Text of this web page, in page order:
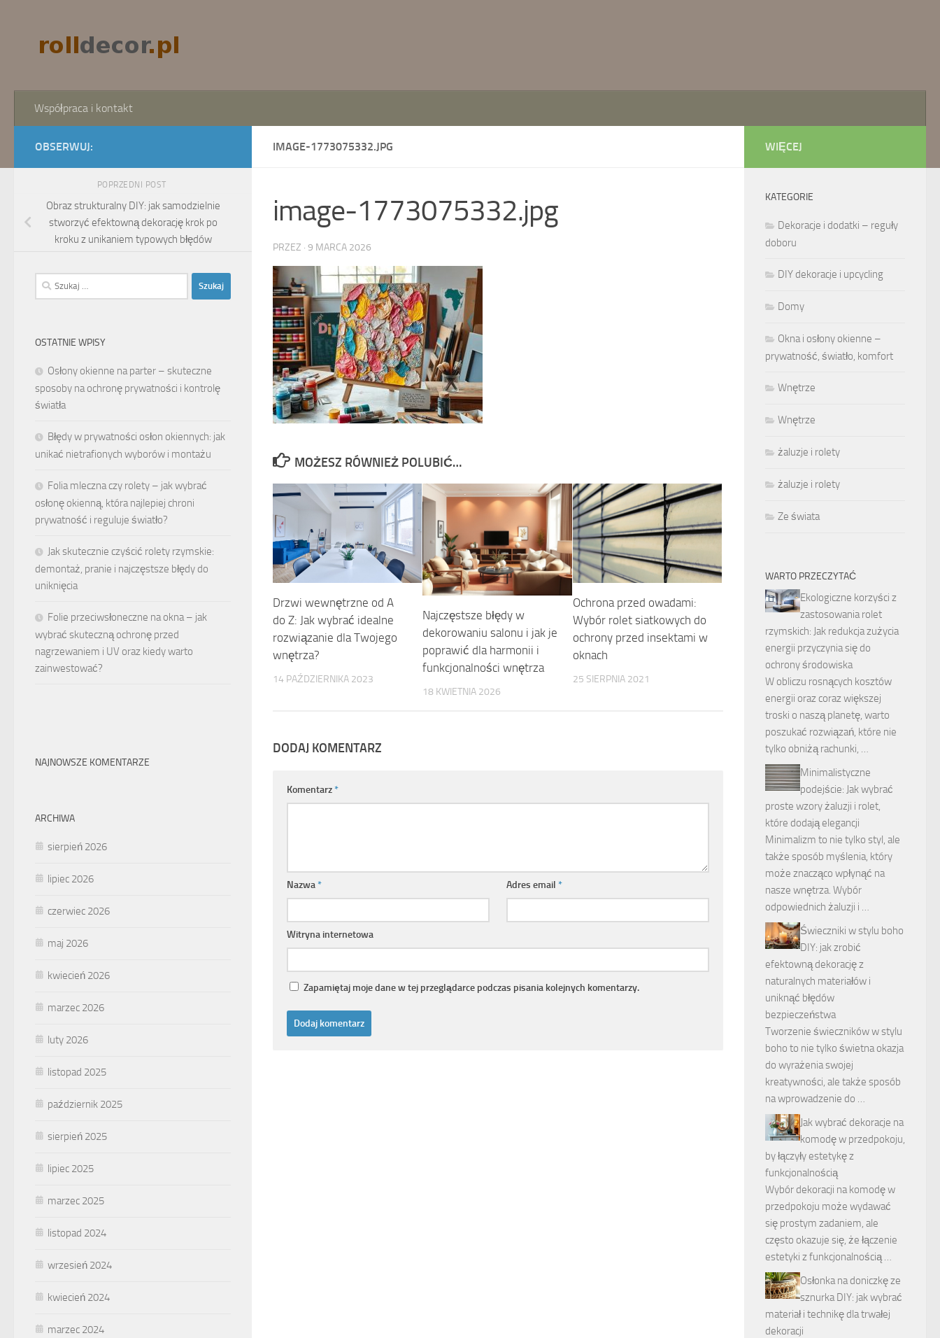
Współpraca i kontakt
IMAGE-1773075332.JPG
image-1773075332.jpg
PRZEZ · 9 MARCA 2026
MOŻESZ RÓWNIEŻ POLUBIĆ…
Drzwi wewnętrzne od A
do Z: Jak wybrać idealne
rozwiązanie dla Twojego
wnętrza?
14 PAŹDZIERNIKA 2023
Najczęstsze błędy w
dekorowaniu salonu i jak je
poprawić dla harmonii i
funkcjonalności wnętrza
18 KWIETNIA 2026
Ochrona przed owadami:
Wybór rolet siatkowych do
ochrony przed insektami w
oknach
25 SIERPNIA 2021
DODAJ KOMENTARZ
Komentarz*
Nazwa* Adres email*
Witryna internetowa
Zapamiętaj moje dane w tej przeglądarce podczas pisania kolejnych komentarzy.
OBSERWUJ:
POPRZEDNI POST
Obraz strukturalny DIY: jak samodzielnie
stworzyć efektowną dekorację krok po
kroku z unikaniem typowych błędów
Szukaj:
OSTATNIE WPISY
Osłony okienne na parter – skuteczne
sposoby na ochronę prywatności i kontrolę
światła
Błędy w prywatności osłon okiennych: jak
unikać nietrafionych wyborów i montażu
Folia mleczna czy rolety – jak wybrać
osłonę okienną, która najlepiej chroni
prywatność i reguluje światło?
Jak skutecznie czyścić rolety rzymskie:
demontaż, pranie i najczęstsze błędy do
uniknięcia
Folie przeciwsłoneczne na okna – jak
wybrać skuteczną ochronę przed
nagrzewaniem i UV oraz kiedy warto
zainwestować?
NAJNOWSZE KOMENTARZE
ARCHIWA
sierpień 2026
lipiec 2026
czerwiec 2026
maj 2026
kwiecień 2026
marzec 2026
luty 2026
listopad 2025
październik 2025
sierpień 2025
lipiec 2025
marzec 2025
listopad 2024
wrzesień 2024
kwiecień 2024
marzec 2024
WIĘCEJ
KATEGORIE
Dekoracje i dodatki – reguły
doboru
DIY dekoracje i upcycling
Domy
Okna i osłony okienne –
prywatność, światło, komfort
Wnętrze
Wnętrze
żaluzje i rolety
żaluzje i rolety
Ze świata
WARTO PRZECZYTAĆ
Ekologiczne korzyści z
zastosowania rolet
rzymskich: Jak redukcja zużycia
energii przyczynia się do
ochrony środowiska
W obliczu rosnących kosztów
energii oraz coraz większej
troski o naszą planetę, warto
poszukać rozwiązań, które nie
tylko obniżą rachunki, …
Minimalistyczne
podejście: Jak wybrać
proste wzory żaluzji i rolet,
które dodają elegancji
Minimalizm to nie tylko styl, ale
także sposób myślenia, który
może znacząco wpłynąć na
nasze wnętrza. Wybór
odpowiednich żaluzji i …
Świeczniki w stylu boho
DIY: jak zrobić
efektowną dekorację z
naturalnych materiałów i
uniknąć błędów
bezpieczeństwa
Tworzenie świeczników w stylu
boho to nie tylko świetna okazja
do wyrażenia swojej
kreatywności, ale także sposób
na wprowadzenie do …
Jak wybrać dekoracje na
komodę w przedpokoju,
by łączyły estetykę z
funkcjonalnością
Wybór dekoracji na komodę w
przedpokoju może wydawać
się prostym zadaniem, ale
często okazuje się, że łączenie
estetyki z funkcjonalnością …
Osłonka na doniczkę ze
sznurka DIY: jak wybrać
materiał i technikę dla trwałej
dekoracji